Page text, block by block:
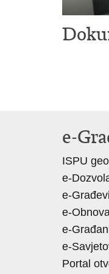
e-
ISPU
e-
e-
e-
e-
e-
Portal